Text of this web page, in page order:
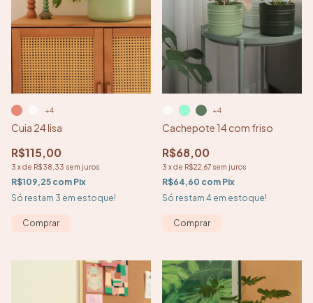
Cuia 24 lisa
R$115,00
3 xde R$38,33 sem juros
R$109,25 com Pix
Só restam 3 em estoque!
+4
Comprar
Cachepote 14 com friso
R$68,00
3 xde R$22,67 sem juros
R$64,60 com Pix
Só restam 4 em estoque!
+4
Comprar